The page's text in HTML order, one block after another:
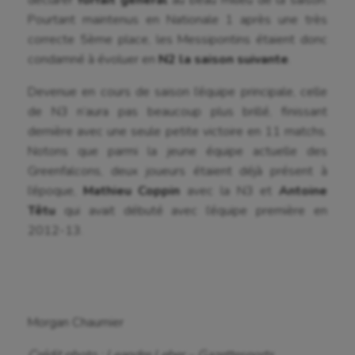
Sport handicap
Sport santé
Tir
Tir à l'arc
Triathlon
Wakeboard
Pourtant maintenus en Nationale 1 après une très
correcte 5ème place, les Messipontins étaient donc
condamné à évoluer en N2 la saison suivante
Devenue en cours de saison l’équipe principale, celle
de N3 n’aura pas beaucoup plus brillé, finissant
dernière avec une seule petite victoire en 11 matchs.
Notons que parmi la jeune équipe actuelle des
Greenfalcons, deux joueurs étaient déjà présent à
l’époque, Mathieu Coppin avec la N3 et Antoine
Têtu qui avait débuté avec l’équipe première en
Morgan Chaumier